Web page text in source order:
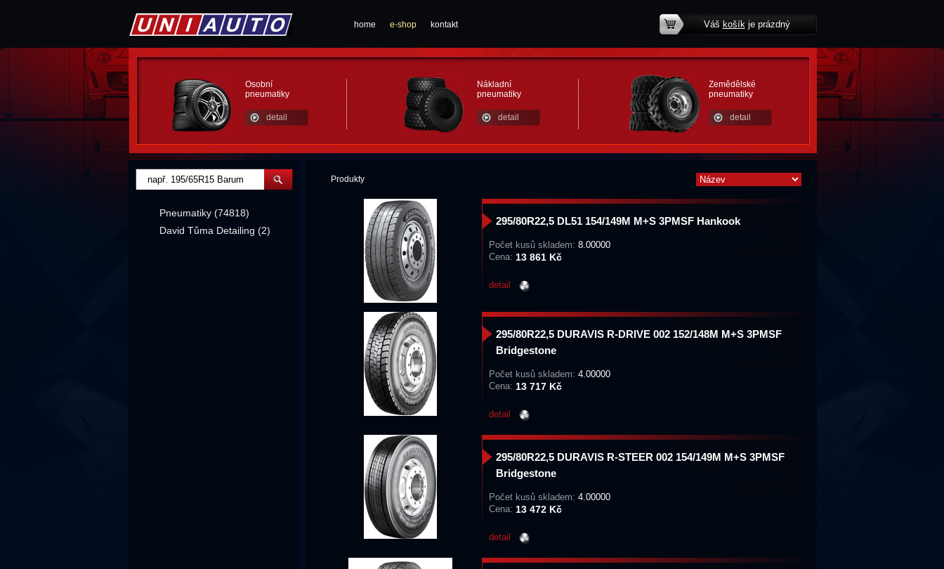
home e-shop kontakt Váš košíkje prázdný
Osobní
pneumatiky
detail
Nákladní
pneumatiky
detail
Zemědělské
pneumatiky
detail
Produkty
295/80R22,5 DL51 154/149M M+S 3PMSF Hankook
Počet kusů skladem: 8.00000
Cena: 13 861 Kč
detail
295/80R22,5 DURAVIS R-DRIVE 002 152/148M M+S 3PMSF
Bridgestone
Počet kusů skladem: 4.00000
Cena: 13 717 Kč
detail
295/80R22,5 DURAVIS R-STEER 002 154/149M M+S 3PMSF
Bridgestone
Počet kusů skladem: 4.00000
Cena: 13 472 Kč
detail
Pneumatiky (74818)
David Tůma Detailing (2)